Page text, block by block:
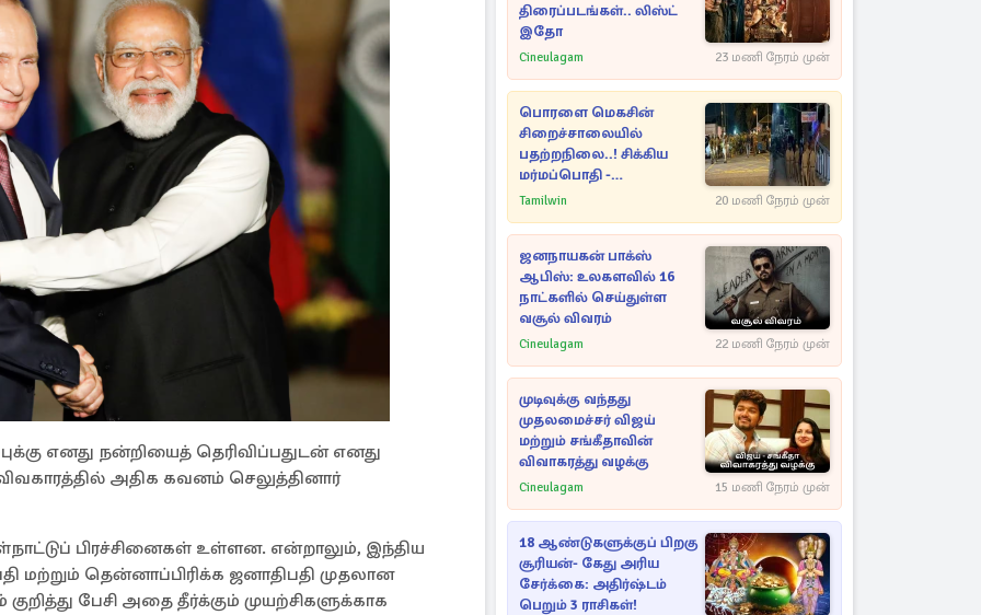
எனது நன்றியைத் தெரிவிப்பதுடன் எனது
அதிக கவனம் செலுத்தினார்
பிரச்சினைகள் உள்ளன. என்றாலும், இந்திய
மற்றும் தென்னாப்பிரிக்க ஜனாதிபதி முதலான
பேசி அதை தீர்க்கும் முயற்சிகளுக்காக
திரைப்படங்கள்.. லிஸ்ட்
இதோ
Cineulagam 23 மணி நேரம் முன்
பொரளை மெகசின்
சிறைச்சாலையில்
பதற்றநிலை..! சிக்கிய
மர்மப்பொதி -
பின்னணியில் வெளியான
Tamilwin 20 மணி நேரம் முன்
ஜனநாயகன் பாக்ஸ்
ஆபிஸ்: உலகளவில் 16
நாட்களில் செய்துள்ள
வசூல் விவரம்
Cineulagam 22 மணி நேரம் முன்
முடிவுக்கு வந்தது
முதலமைச்சர் விஜய்
மற்றும் சங்கீதாவின்
விவாகரத்து வழக்கு
Cineulagam 15 மணி நேரம் முன்
18 ஆண்டுகளுக்குப் பிறகு
சூரியன்- கேது அரிய
சேர்க்கை: அதிர்ஷ்டம்
பெறும் 3 ராசிகள்!